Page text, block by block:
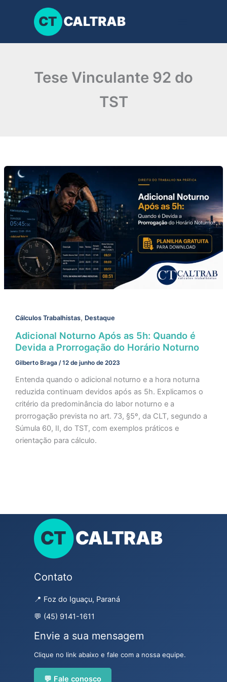
conteúdo
Tese Vinculante 92 do
TST
Cálculos Trabalhistas, Destaque
Adicional Noturno Após as 5h: Quando é
Devida a Prorrogação do Horário Noturno
Gilberto Braga /12 de junho de 2023
Entenda quando o adicional noturno e a hora noturna
reduzida continuam devidos após as 5h. Explicamos o
critério da predominância do labor noturno e a
prorrogação prevista no art. 73, §5º, da CLT, segundo a
Súmula 60, II, do TST, com exemplos práticos e
orientação para cálculo.
Contato
📍 Foz do Iguaçu, Paraná
💬 (45) 9141-1611
Envie a sua mensagem
Clique no link abaixo e fale com a nossa equipe.
💬 Fale conosco